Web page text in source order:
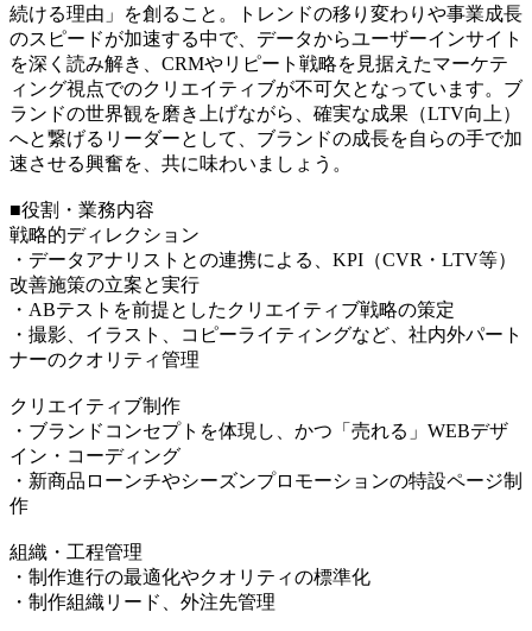
続ける理由」を創ること。トレンドの移り変わりや事業成長
のスピードが加速する中で、データからユーザーインサイト
を深く読み解き、CRMやリピート戦略を見据えたマーケテ
ィング視点でのクリエイティブが不可欠となっています。ブ
ランドの世界観を磨き上げながら、確実な成果（LTV向上）
へと繋げるリーダーとして、ブランドの成長を自らの手で加
速させる興奮を、共に味わいましょう。
■役割・業務内容
戦略的ディレクション
・データアナリストとの連携による、KPI（CVR・LTV等）
改善施策の立案と実行
・ABテストを前提としたクリエイティブ戦略の策定
・撮影、イラスト、コピーライティングなど、社内外パート
ナーのクオリティ管理
クリエイティブ制作
・ブランドコンセプトを体現し、かつ「売れる」WEBデザ
イン・コーディング
・新商品ローンチやシーズンプロモーションの特設ページ制
作
組織・工程管理
・制作進行の最適化やクオリティの標準化
・制作組織リード、外注先管理